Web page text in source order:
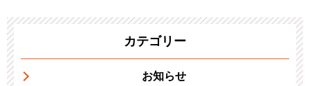
カテゴリー
お知らせ